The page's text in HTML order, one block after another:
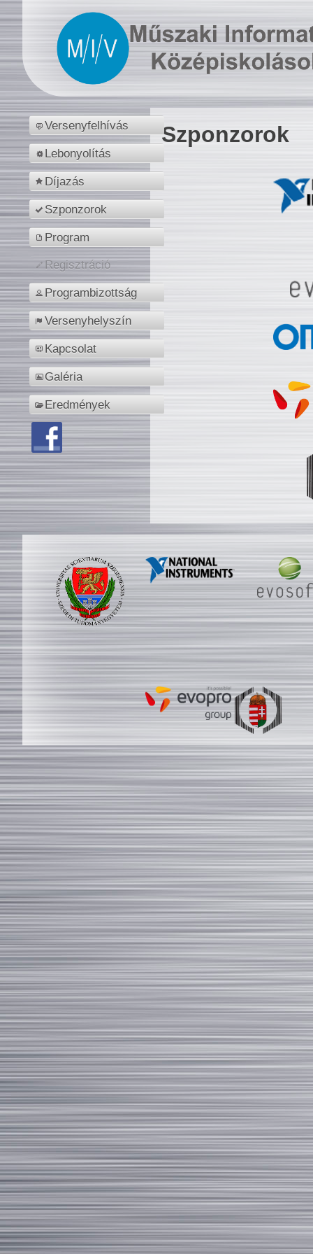
Versenyfelhívás
Lebonyolítás
Díjazás
Szponzorok
Program
Regisztráció
Programbizottság
Versenyhelyszín
Kapcsolat
Galéria
Eredmények
Szponzorok